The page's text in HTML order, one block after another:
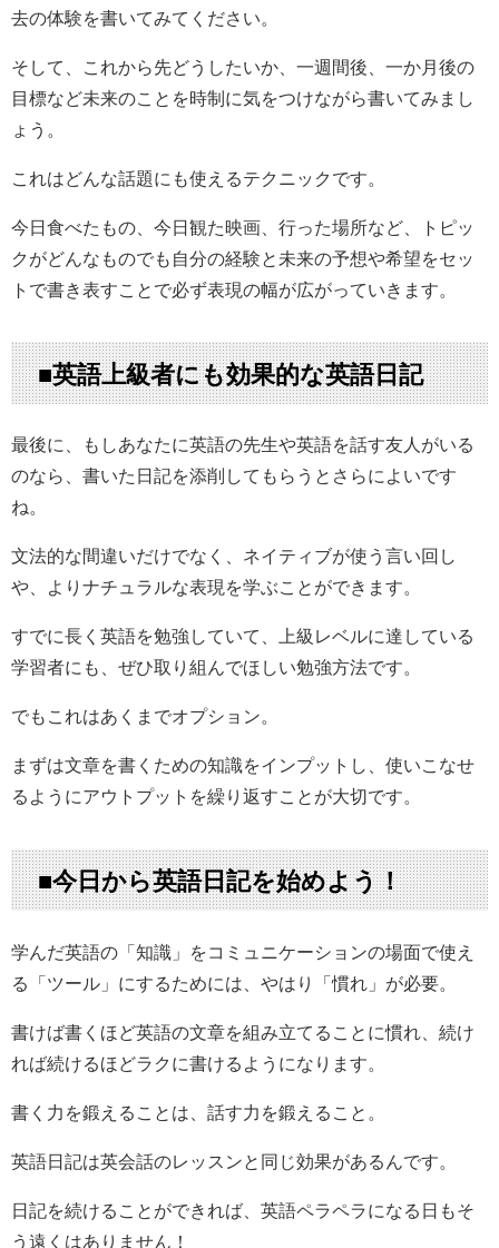
去の体験を書いてみてください。
そして、これから先どうしたいか、一週間後、一か月後の
目標など未来のことを時制に気をつけながら書いてみまし
ょう。
これはどんな話題にも使えるテクニックです。
今日食べたもの、今日観た映画、行った場所など、トピッ
クがどんなものでも自分の経験と未来の予想や希望をセッ
トで書き表すことで必ず表現の幅が広がっていきます。
■英語上級者にも効果的な英語日記
最後に、もしあなたに英語の先生や英語を話す友人がいる
のなら、書いた日記を添削してもらうとさらによいです
ね。
文法的な間違いだけでなく、ネイティブが使う言い回し
や、よりナチュラルな表現を学ぶことができます。
すでに長く英語を勉強していて、上級レベルに達している
学習者にも、ぜひ取り組んでほしい勉強方法です。
でもこれはあくまでオプション。
まずは文章を書くための知識をインプットし、使いこなせ
るようにアウトプットを繰り返すことが大切です。
■今日から英語日記を始めよう！
学んだ英語の「知識」をコミュニケーションの場面で使え
る「ツール」にするためには、やはり「慣れ」が必要。
書けば書くほど英語の文章を組み立てることに慣れ、続け
れば続けるほどラクに書けるようになります。
書く力を鍛えることは、話す力を鍛えること。
英語日記は英会話のレッスンと同じ効果があるんです。
日記を続けることができれば、英語ペラペラになる日もそ
う遠くはありません！